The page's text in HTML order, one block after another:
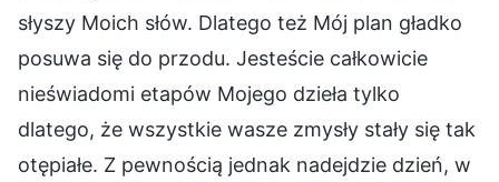
słyszy Moich słów. Dlatego też Mój plan gładko
posuwa się do przodu. Jesteście całkowicie
nieświadomi etapów Mojego dzieła tylko
dlatego, że wszystkie wasze zmysły stały się tak
otępiałe. Z pewnością jednak nadejdzie dzień, w